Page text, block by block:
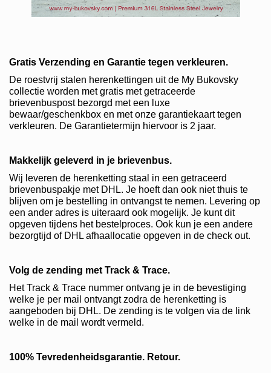
Gratis Verzending en Garantie tegen verkleuren.
De roestvrij stalen herenkettingen uit de My Bukovsky
collectie worden met gratis met getraceerde
brievenbuspost bezorgd met een luxe
bewaar/geschenkbox en met onze garantiekaart tegen
verkleuren. De Garantietermijn hiervoor is 2 jaar.
Makkelijk geleverd in je brievenbus.
Wij leveren de herenketting staal in een getraceerd
brievenbuspakje met DHL. Je hoeft dan ook niet thuis te
blijven om je bestelling in ontvangst te nemen. Levering op
een ander adres is uiteraard ook mogelijk. Je kunt dit
opgeven tijdens het bestelproces. Ook kun je een andere
bezorgtijd of DHL afhaallocatie opgeven in de check out.
Volg de zending met Track & Trace.
Het Track & Trace nummer ontvang je in de bevestiging
welke je per mail ontvangt zodra de herenketting is
aangeboden bij DHL. De zending is te volgen via de link
welke in de mail wordt vermeld.
100% Tevredenheidsgarantie. Retour.